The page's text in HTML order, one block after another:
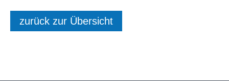
zurück zur Übersicht